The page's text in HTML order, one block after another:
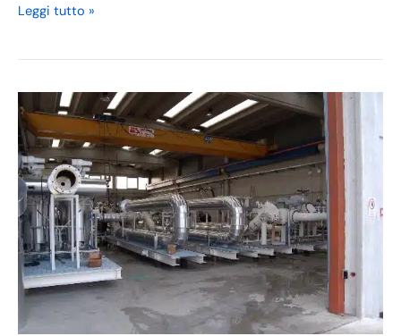
Leggi tutto »
Provers
SYRIAN
PETROLEUM
COMPANY
–
Siria